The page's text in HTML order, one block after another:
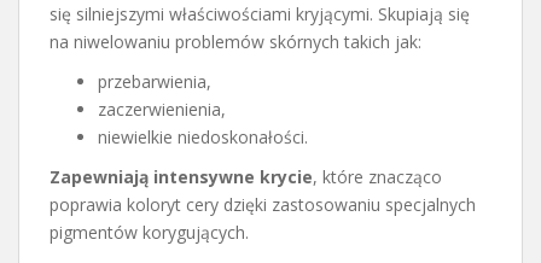
się silniejszymi właściwościami kryjącymi. Skupiają się
na niwelowaniu problemów skórnych takich jak:
przebarwienia,
zaczerwienienia,
niewielkie niedoskonałości.
Zapewniają intensywne krycie, które znacząco
poprawia koloryt cery dzięki zastosowaniu specjalnych
pigmentów korygujących.